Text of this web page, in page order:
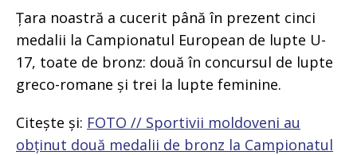
Țara noastră a cucerit până în prezent cinci
medalii la Campionatul European de lupte U-
17, toate de bronz: două în concursul de lupte
greco-romane și trei la lupte feminine.
Citește și: FOTO // Sportivii moldoveni au
obținut două medalii de bronz la Campionatul